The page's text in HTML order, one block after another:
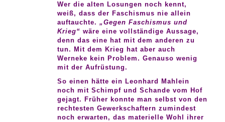
Wer die alten Losungen noch kennt,
weiß, dass der Faschismus nie allein
auftauchte.„Gegen Faschismus und
Krieg“ wäre eine vollständige Aussage,
denn das eine hat mit dem anderen zu
tun. Mit dem Krieg hat aber auch
Werneke kein Problem. Genauso wenig
mit der Aufrüstung.
So einen hätte ein Leonhard Mahlein
noch mit Schimpf und Schande vom Hof
gejagt. Früher konnte man selbst von den
rechtesten Gewerkschaftern zumindest
noch erwarten, das materielle Wohl ihrer